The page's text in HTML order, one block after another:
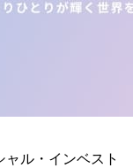
ャル・インベスト